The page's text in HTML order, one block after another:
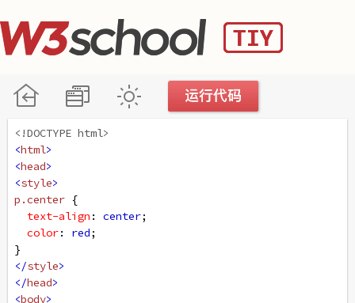
<!DOCTYPE html>
<html>
<head>
<style>
p .center {
text-align : center;
color: red;
}
</style>
</head>
<body>